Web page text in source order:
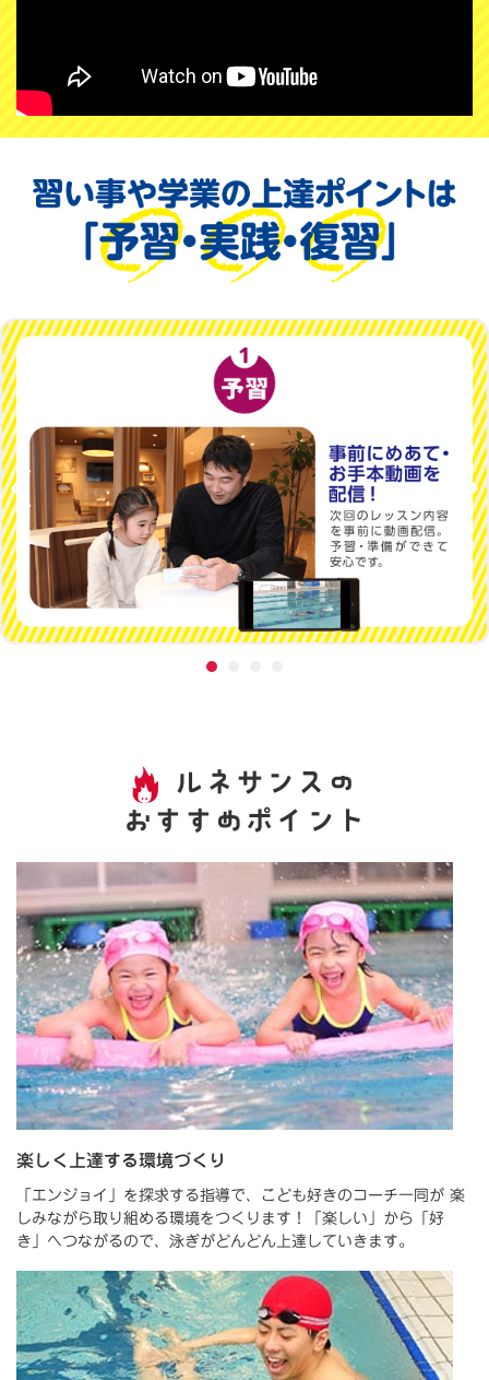
ルネサンスの
おすすめポイント
楽しく上達する環境づくり
「エンジョイ」を探求する指導で、こども好きのコーチ一同が 楽
しみながら取り組める環境をつくります！「楽しい」から「好
き」へつながるので、泳ぎがどんどん上達していきます。